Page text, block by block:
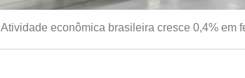
Atividade econômica brasileira cresce 0,4% em